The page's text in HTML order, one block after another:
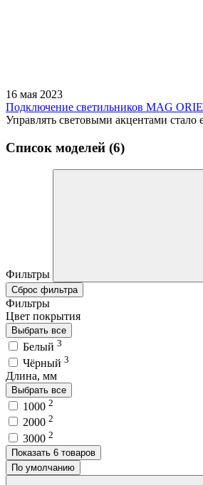
16 мая 2023
Подключение светильников MAG
Управлять световыми акцентами
Список моделей (6)
Фильтры
Сброс фильтра
Фильтры
Цвет покрытия
Выбрать все
Белый 3
Чёрный 3
Длина, мм
Выбрать все
1000 2
2000 2
3000 2
Показать 6 товаров
По умолчанию